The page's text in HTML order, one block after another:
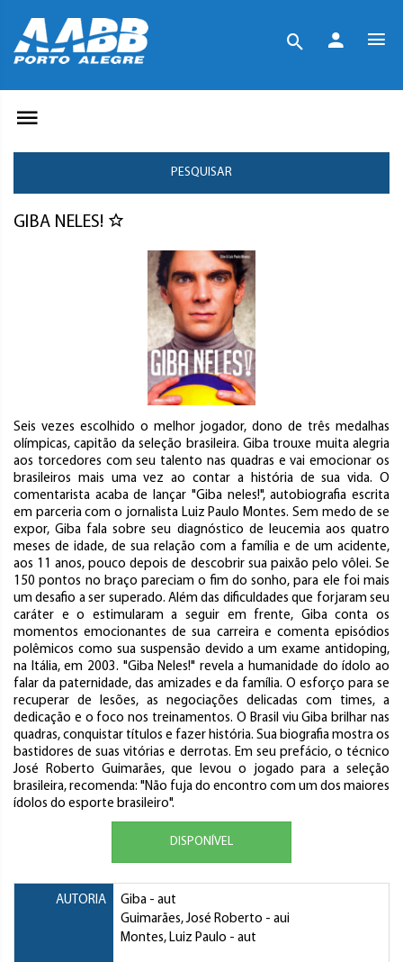
PESQUISAR
GIBA NELES!
Seis vezes escolhido o melhor jogador, dono de três medalhas
olímpicas, capitão da seleção brasileira. Giba trouxe muita alegria
aos torcedores com seu talento nas quadras e vai emocionar os
brasileiros mais uma vez ao contar a história de sua vida. O
comentarista acaba de lançar "Giba neles!", autobiografia escrita
em parceria com o jornalista Luiz Paulo Montes. Sem medo de se
expor, Giba fala sobre seu diagnóstico de leucemia aos quatro
meses de idade, de sua relação com a família e de um acidente,
aos 11 anos, pouco depois de descobrir sua paixão pelo vôlei. Se
150 pontos no braço pareciam o fim do sonho, para ele foi mais
um desafio a ser superado. Além das dificuldades que forjaram seu
caráter e o estimularam a seguir em frente, Giba conta os
momentos emocionantes de sua carreira e comenta episódios
polêmicos como sua suspensão devido a um exame antidoping,
na Itália, em 2003. "Giba Neles!" revela a humanidade do ídolo ao
falar da paternidade, das amizades e da família. O esforço para se
recuperar de lesões, as negociações delicadas com times, a
dedicação e o foco nos treinamentos. O Brasil viu Giba brilhar nas
quadras, conquistar títulos e fazer história. Sua biografia mostra os
bastidores de suas vitórias e derrotas. Em seu prefácio, o técnico
José Roberto Guimarães, que levou o jogado para a seleção
brasileira, recomenda: "Não fuja do encontro com um dos maiores
ídolos do esporte brasileiro".
DISPONÍVEL
AUTORIA Giba - aut
Guimarães, José Roberto - aui
Montes, Luiz Paulo - aut